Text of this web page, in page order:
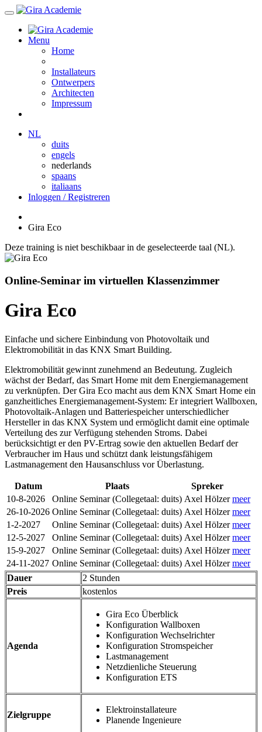
Menu
Home
Installateurs
Ontwerpers
Architecten
Impressum
NL
duits
engels
nederlands
spaans
italiaans
Inloggen / Registreren
Gira Eco
Deze training is niet beschikbaar in de geselecteerde taal (NL).
Online-Seminar im virtuellen Klassenzimmer
Gira Eco
Einfache und sichere Einbindung von Photovoltaik und
Elektromobilität in das KNX Smart Building.
Elektromobilität gewinnt zunehmend an Bedeutung. Zugleich
wächst der Bedarf, das Smart Home mit dem Energiemanagement
zu verknüpfen. Der Gira Eco macht aus dem KNX Smart Home ein
ganzheitliches Energiemanagement-System: Er integriert Wallboxen,
Photovoltaik-Anlagen und Batteriespeicher unterschiedlicher
Hersteller in das KNX System und ermöglicht damit eine optimale
Verteilung des zur Verfügung stehenden Stroms. Dabei
berücksichtigt er den PV-Ertrag sowie den aktuellen Bedarf der
Verbraucher im Haus und schützt dank leistungsfähigem
Lastmanagement den Hausanschluss vor Überlastung.
Datum Plaats
Spreker
10-8-2026
Online Seminar(Collegetaal: duits) Axel Hölzer meer
26-10-2026 Online Seminar(Collegetaal: duits) Axel Hölzer meer
1-2-2027
Online Seminar(Collegetaal: duits) Axel Hölzer meer
12-5-2027
Online Seminar(Collegetaal: duits) Axel Hölzer meer
15-9-2027
Online Seminar(Collegetaal: duits) Axel Hölzer meer
24-11-2027 Online Seminar(Collegetaal: duits) Axel Hölzer meer
Dauer
2 Stunden
Preis
kostenlos
Agenda
Gira Eco Überblick
Konfiguration Wallboxen
Konfiguration Wechselrichter
Konfiguration Stromspeicher
Lastmanagement
Netzdienliche Steuerung
Konfiguration ETS
Zielgruppe
Elektroinstallateure
Planende Ingenieure